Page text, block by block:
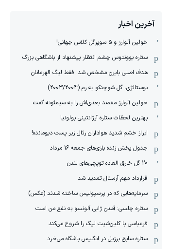
آخرین اخبار
خولین آلوارز و 5 سوپرگل کلاس جهانی!
ستاره یوونتوس چشم انتظار پیشنهاد از باشگاهی بزرگ
هدف اصلی بایرن مشخص شد: فقط لیگ قهرمانان
نوستالژی، گل شوچنکو به رم (2003/2004)
خولین آلوارز مقصد بعدی‌اش را به سیمئونه گفت
بهترین لحظات ستاره آرژانتینی بولونیا
ابراز خشم شدید هواداران رئال زیر پست دیومانده!
جدول پخش زنده بازی‌های جمعه 16 مرداد
20 گل خارق العاده توپچی‌های لندن
قرارداد مهم آرسنال تمدید شد
سرمایه‌هایی که در پرسپولیس ساخته شدند (عکس)
ستاره چلسی: آمدن ژابی آلونسو به نفع من است
فرعباسی با کلین‌شیت لیگ را شروع می‌کند
ستاره سابق برزیل در انگلیس باشگاه می‌خرد